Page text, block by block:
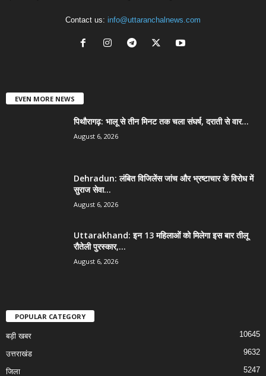
Contact us: info@uttaranchalnews.com
EVEN MORE NEWS
पिथौरागढ़: भालू से तीन मिनट तक चला संघर्ष, दराती से वार...
August 6, 2026
Dehradun: लंबित विजिलेंस जांच और भ्रष्टाचार के विरोध में
सुराज सेवा...
August 6, 2026
Uttarakhand: इन 13 महिलाओं को मिलेगा इस बार तीलू
रौतेली पुरस्कार,...
August 6, 2026
POPULAR CATEGORY
बड़ी खबर 10645
उत्तराखंड 9632
जिला 5247